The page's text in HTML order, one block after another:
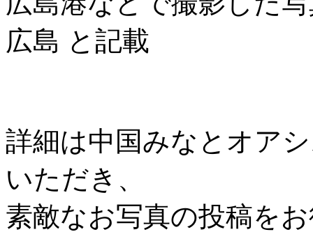
広島 と記載
詳細は中国みなとオア
いただき、
素敵なお写真の投稿を